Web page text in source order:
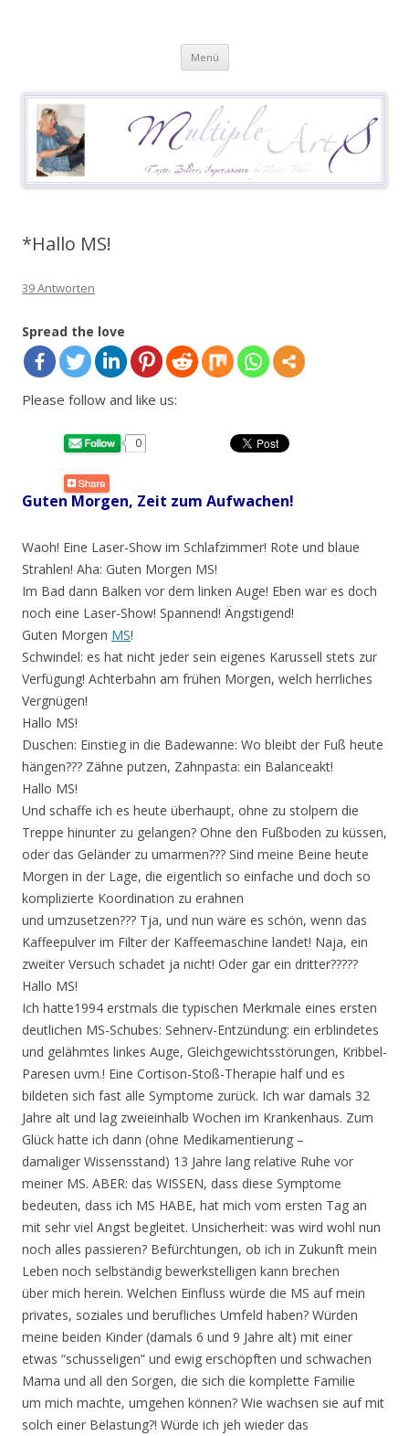
Menü Springe
Inhalt
*Hallo MS!
39 Antworten
Spread the love
Please follow and like us:
0
Guten Morgen, Zeit zum Aufwachen!
Waoh! Eine Laser-Show im Schlafzimmer! Rote und blaue
Strahlen! Aha: Guten Morgen MS!
Im Bad dann Balken vor dem linken Auge! Eben war es doch
noch eine Laser-Show! Spannend! Ängstigend!
Guten Morgen MS!
Schwindel: es hat nicht jeder sein eigenes Karussell stets zur
Verfügung! Achterbahn am frühen Morgen, welch herrliches
Vergnügen!
Hallo MS!
Duschen: Einstieg in die Badewanne: Wo bleibt der Fuß heute
hängen??? Zähne putzen, Zahnpasta: ein Balanceakt!
Hallo MS!
Und schaffe ich es heute überhaupt, ohne zu stolpern die
Treppe hinunter zu gelangen? Ohne den Fußboden zu küssen,
oder das Geländer zu umarmen??? Sind meine Beine heute
Morgen in der Lage, die eigentlich so einfache und doch so
komplizierte Koordination zu erahnen
und umzusetzen??? Tja, und nun wäre es schön, wenn das
Kaffeepulver im Filter der Kaffeemaschine landet! Naja, ein
zweiter Versuch schadet ja nicht! Oder gar ein dritter?????
Hallo MS!
Ich hatte1994 erstmals die typischen Merkmale eines ersten
deutlichen MS-Schubes: Sehnerv-Entzündung: ein erblindetes
und gelähmtes linkes Auge, Gleichgewichtsstörungen, Kribbel-
Paresen uvm.! Eine Cortison-Stoß-Therapie half und es
bildeten sich fast alle Symptome zurück. Ich war damals 32
Jahre alt und lag zweieinhalb Wochen im Krankenhaus. Zum
Glück hatte ich dann (ohne Medikamentierung –
damaliger Wissensstand) 13 Jahre lang relative Ruhe vor
meiner MS. ABER: das WISSEN, dass diese Symptome
bedeuten, dass ich MS HABE, hat mich vom ersten Tag an
mit sehr viel Angst begleitet. Unsicherheit: was wird wohl nun
noch alles passieren? Befürchtungen, ob ich in Zukunft mein
Leben noch selbständig bewerkstelligen kann brechen
über mich herein. Welchen Einfluss würde die MS auf mein
privates, soziales und berufliches Umfeld haben? Würden
meine beiden Kinder (damals 6 und 9 Jahre alt) mit einer
etwas “schusseligen” und ewig erschöpften und schwachen
Mama und all den Sorgen, die sich die komplette Familie
um mich machte, umgehen können? Wie wachsen sie auf mit
solch einer Belastung?! Würde ich jeh wieder das